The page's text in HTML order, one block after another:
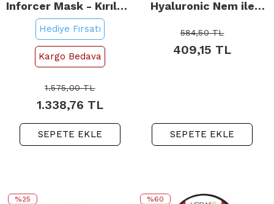
Inforcer Mask - Kırılma
Karşıtı Saç Bakım
Maskesi 250ml
Hediye Fırsatı
Kargo Bedava
1.575,00TL
1.338,76 TL
SEPETE EKLE
Hyaluronic Nem ile
Maskesi 300ml
584,50TL
409,15 TL
SEPETE EKLE
%25 %60